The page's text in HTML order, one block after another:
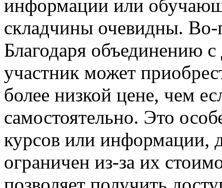
информации или
складчины очевидны. Во-
Благодаря объединению
участник может
более низкой цене, чем
самостоятельно. Это
курсов или информации,
ограничен из-за их